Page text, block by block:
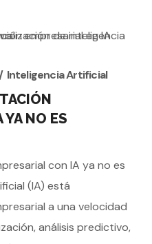
Inteligencia Artificial
YA NO ES
con IA ya no es
(IA) está
a una velocidad
análisis predictivo,